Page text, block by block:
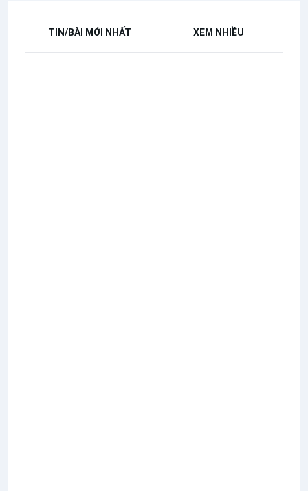
TIN/BÀI MỚI NHẤT XEM NHIỀU